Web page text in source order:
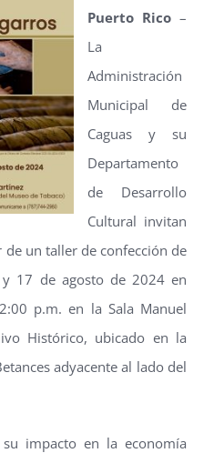
Puerto Rico –
La
Administración
Municipal de
Caguas y su
Departamento
de Desarrollo
Cultural invitan
un taller de confección de
17 de agosto de 2024 en
p.m. en la Sala Manuel
Histórico, ubicado en la
adyacente al lado del
impacto en la economía